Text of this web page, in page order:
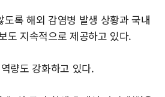
록 해외 감염병 발생 상황과 국내
도 지속적으로 제공하고 있다.
량도 강화하고 있다.